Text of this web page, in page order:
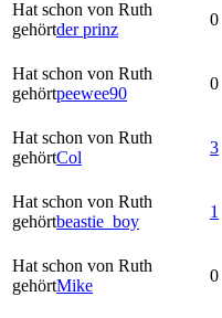
Hat schon von Ruth
gehörtder prinz
0
Hat schon von Ruth
gehörtpeewee90
0
Hat schon von Ruth
gehörtCol
3
Hat schon von Ruth
gehörtbeastie_boy
1
Hat schon von Ruth
gehörtMike
0